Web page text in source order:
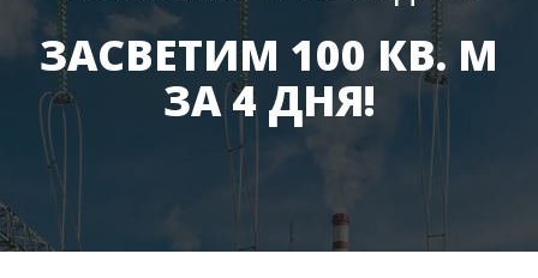
ЗАСВЕТИМ 100 КВ. М
ЗА 4 ДНЯ!